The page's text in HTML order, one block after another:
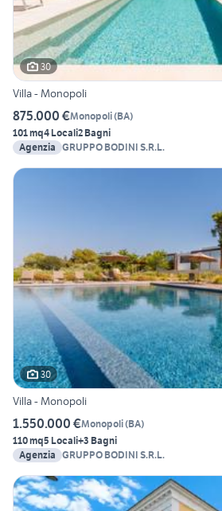
30
Villa - Monopoli
875.000 €Monopoli(BA)
101 mq4 Locali2 Bagni
Agenzia GRUPPO BODINI S.R.L.
30
Villa - Monopoli
1.550.000 €Monopoli(BA)
110 mq5 Locali+3 Bagni
Agenzia GRUPPO BODINI S.R.L.